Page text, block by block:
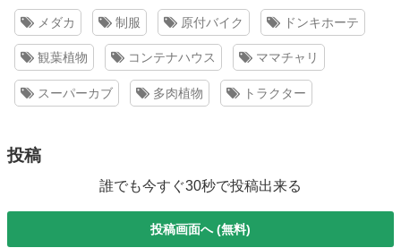
メダカ 制服 原付バイク ドンキホーテ
観葉植物 コンテナハウス ママチャリ
スーパーカブ 多肉植物 トラクター
投稿
誰でも今すぐ30秒で投稿出来る
投稿画面へ (無料)